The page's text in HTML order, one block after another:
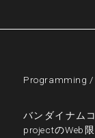
Programming /
バンダイナム
projectのWeb